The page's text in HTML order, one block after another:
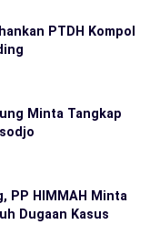
PTDH Kompol
Minta Tangkap
PP HIMMAH Minta
Dugaan Kasus